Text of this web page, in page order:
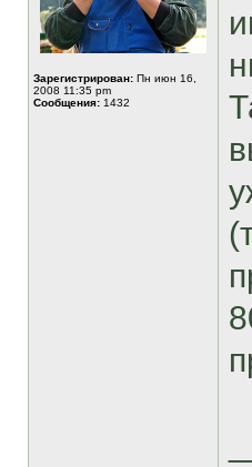
Зарегистрирован: Пн июн 16,
2008 11:35 pm
Сообщения: 1432